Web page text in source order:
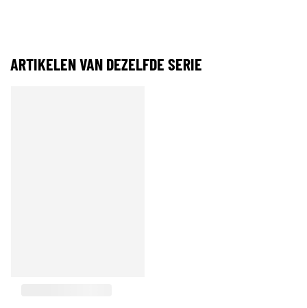
ARTIKELEN VAN DEZELFDE SERIE